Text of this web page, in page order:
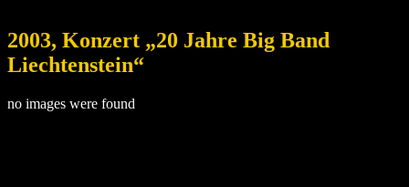
2003, Konzert „20 Jahre Big Band
Liechtenstein“
no images were found